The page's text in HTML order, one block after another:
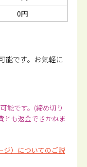
0円
です。 お気軽に
能です。(締め切り
とも返金できかねま
ジ）についてのご説